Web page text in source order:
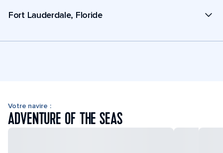
Fort Lauderdale, Floride
Votre navire :
ADVENTURE OF THE SEAS